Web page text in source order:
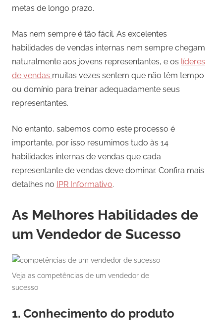
metas de longo prazo.
Mas nem sempre é tão fácil. As excelentes
habilidades de vendas internas nem sempre chegam
naturalmente aos jovens representantes, e os líderes
de vendas muitas vezes sentem que não têm tempo
ou domínio para treinar adequadamente seus
representantes.
No entanto, sabemos como este processo é
importante, por isso resumimos tudo às 14
habilidades internas de vendas que cada
representante de vendas deve dominar. Confira mais
detalhes no IPR Informativo.
As Melhores Habilidades de
um Vendedor de Sucesso
Veja as competências de um vendedor de
sucesso
1. Conhecimento do produto